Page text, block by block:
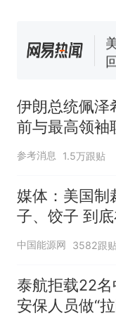
伊朗总统佩泽
前与最高领袖
难"
参考消息 1.5万跟贴
媒体：美国制
子、饺子 到
中国能源网 3582跟
泰航拒载22名
安保人员做“